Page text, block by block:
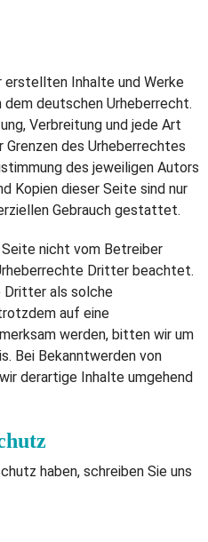
erstellten Inhalte und Werke
deutschen Urheberrecht.
Verbreitung und jede Art
des Urheberrechtes
des jeweiligen Autors
Kopien dieser Seite sind nur
Gebrauch gestattet.
nicht vom Betreiber
Dritter beachtet.
Dritter als solche
auf eine
werden, bitten wir um
Bei Bekanntwerden von
derartige Inhalte umgehend
haben, schreiben Sie uns